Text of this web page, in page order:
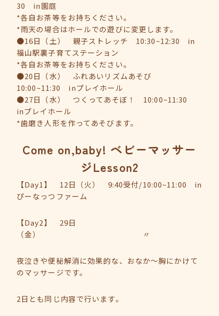
30 in園庭
*各自お茶等をお持ちください。
*雨天の場合はホールでの遊びに変更します。
●16日（土） 親子ストレッチ 10:30~12:30 in
福山駅裏子育てステーション
*各自お茶等をお持ちください。
●20日（水） ふれあいリズムあそび
10:00~11:30 inプレイホール
●27日（水） つくってあそぼ！ 10:00~11:30
inプレイホール
*歯磨き人形を作ってあそびます。
Come on,baby! ベビーマッサー
ジLesson2
【Day1】 12日（火） 9:40受付/10:00~11:00 in
ぴーなっつファーム
【Day2】 29日
（金） 〃
夜泣きや便秘解消に効果的な、おなか～胸にかけて
のマッサージです。
2日とも同じ内容で行います。